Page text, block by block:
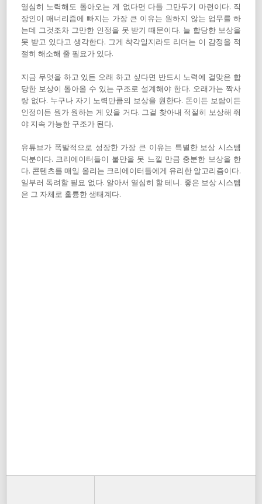
열심히 노력해도 돌아오는 게 없다면 다들 그만두기 마련이다. 직
장인이 매너리즘에 빠지는 가장 큰 이유는 원하지 않는 업무를 하
는데 그것조차 그만한 인정을 못 받기 때문이다. 늘 합당한 보상을
못 받고 있다고 생각한다. 그게 착각일지라도 리더는 이 감정을 적
절히 해소해 줄 필요가 있다.
지금 무엇을 하고 있든 오래 하고 싶다면 반드시 노력에 걸맞은 합
당한 보상이 돌아올 수 있는 구조로 설계해야 한다. 오래가는 짝사
랑 없다. 누구나 자기 노력만큼의 보상을 원한다. 돈이든 보람이든
인정이든 뭔가 원하는 게 있을 거다. 그걸 찾아내 적절히 보상해 줘
야 지속 가능한 구조가 된다.
유튜브가 폭발적으로 성장한 가장 큰 이유는 특별한 보상 시스템
덕분이다. 크리에이터들이 불만을 못 느낄 만큼 충분한 보상을 한
다. 콘텐츠를 매일 올리는 크리에이터들에게 유리한 알고리즘이다.
일부러 독려할 필요 없다. 알아서 열심히 할 테니. 좋은 보상 시스템
은 그 자체로 훌륭한 생태계다.